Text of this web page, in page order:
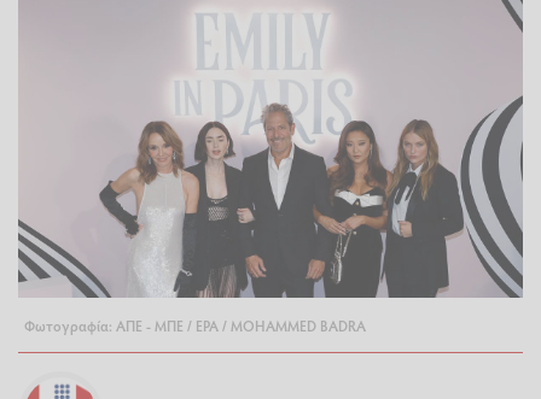
Φωτογραφία: ΑΠΕ - ΜΠΕ / EPA / MOHAMMED BADRA